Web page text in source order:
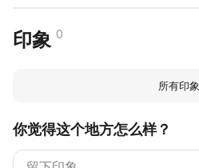
印象 0
所有印象
你觉得这个地方怎么样？